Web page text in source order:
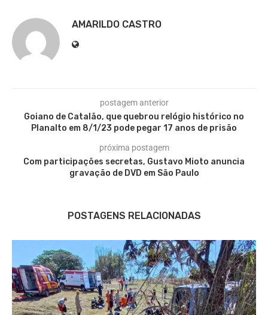
AMARILDO CASTRO
postagem anterior
Goiano de Catalão, que quebrou relógio histórico no
Planalto em 8/1/23 pode pegar 17 anos de prisão
próxima postagem
Com participações secretas, Gustavo Mioto anuncia
gravação de DVD em São Paulo
POSTAGENS RELACIONADAS